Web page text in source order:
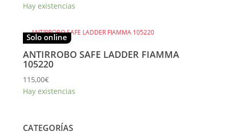
Hay existencias
Solo online
ANTIRROBO SAFE LADDER FIAMMA
105220
115,00€
Hay existencias
CATEGORÍAS